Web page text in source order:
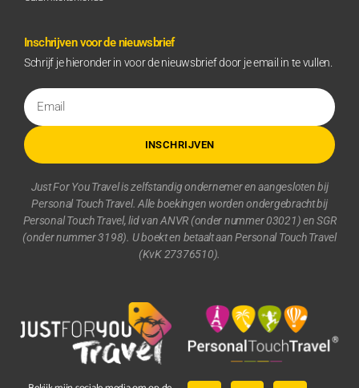
Inschrijven voor de nieuwsbrief
Schrijf je hieronder in voor de nieuwsbrief door je email in te vullen.
INSCHRIJVEN
Just For You Travel is zelfstandig ondernemer en aangesloten bij
Personal Touch Travel. Alle boekingen worden ondergebracht bij
Personal Touch Travel, lid van ANVR (onder nummer 03021) en SGR
(onder nummer 3198). U boekt en betaalt aan Personal Touch Travel
(KvK 27376510).